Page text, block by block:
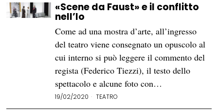
«Scene da Faust» e il conflitto
nell’Io
Come ad una mostra d’arte, all’ingresso
del teatro viene consegnato un opuscolo al
cui interno si può leggere il commento del
regista (Federico Tiezzi), il testo dello
spettacolo e alcune foto con…
19/02/2020 TEATRO